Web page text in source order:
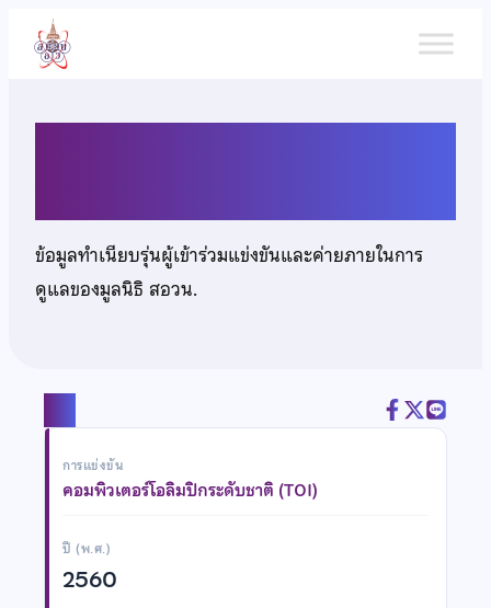
เนื้อหา
ข้อมูลทำเนียบรุ่นผู้เข้าร่วมแข่งขันและค่ายภายในการ
ดูแลของมูลนิธิ สอวน.
การแข่งขัน
คอมพิวเตอร์โอลิมปิกระดับชาติ (TOI)
ปี (พ.ศ.)
2560